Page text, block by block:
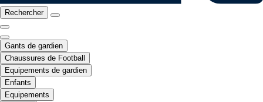
Rechercher
Gants de gardien
Chaussures de Football
Equipements de gardien
Enfants
Equipements